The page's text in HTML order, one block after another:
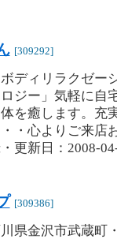
[309292]
ボディリラクゼー
ジー」気軽に自
体を癒します。充
・心よりご来店
更新日：2008-
[309386]
県金沢市武蔵町